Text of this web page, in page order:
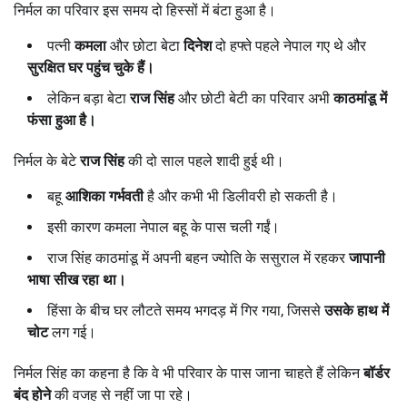
निर्मल का परिवार इस समय दो हिस्सों में बंटा हुआ है।
पत्नीकमलाऔर छोटा बेटादिनेशदो हफ्ते पहले नेपाल गए थे और
सुरक्षित घर पहुंच चुके हैं।
लेकिन बड़ा बेटाराज सिंहऔर छोटी बेटी का परिवार अभीकाठमांडू में
फंसा हुआ है।
निर्मल के बेटेराज सिंहकी दो साल पहले शादी हुई थी।
बहू आशिका गर्भवतीहै और कभी भी डिलीवरी हो सकती है।
इसी कारण कमला नेपाल बहू के पास चली गईं।
राज सिंह काठमांडू में अपनी बहन ज्योति के ससुराल में रहकरजापानी
भाषा सीख रहा था।
हिंसा के बीच घर लौटते समय भगदड़ में गिर गया, जिससेउसके हाथ में
चोटलग गई।
निर्मल सिंह का कहना है कि वे भी परिवार के पास जाना चाहते हैं लेकिनबॉर्डर
बंद होनेकी वजह से नहीं जा पा रहे।